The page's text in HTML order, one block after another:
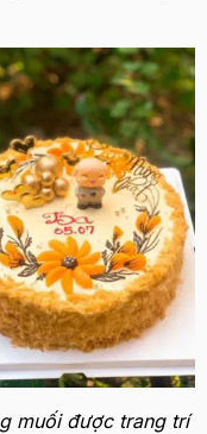
muối được trang trí